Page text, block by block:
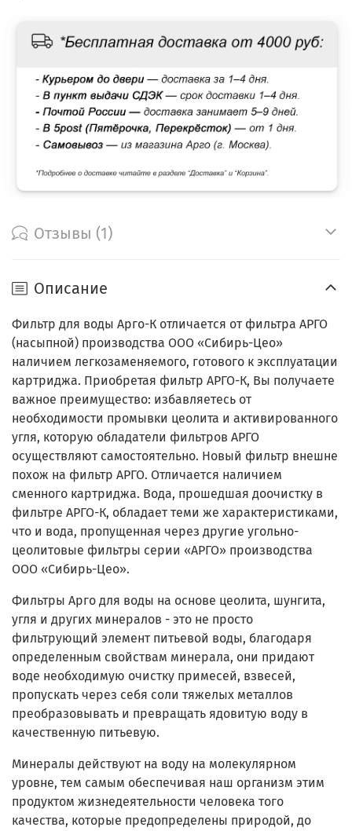
Отзывы (1)
Описание
Фильтр для воды Арго-К отличается от фильтра АРГО
(насыпной) производства ООО «Сибирь-Цео»
наличием легкозаменяемого, готового к эксплуатации
картриджа. Приобретая фильтр АРГО-К, Вы получаете
важное преимущество: избавляетесь от
необходимости промывки цеолита и активированного
угля, которую обладатели фильтров АРГО
осуществляют самостоятельно. Новый фильтр внешне
похож на фильтр АРГО. Отличается наличием
сменного картриджа. Вода, прошедшая доочистку в
фильтре АРГО-К, обладает теми же характеристиками,
что и вода, пропущенная через другие угольно-
цеолитовые фильтры серии «АРГО» производства
ООО «Сибирь-Цео».
Фильтры Арго для воды на основе цеолита, шунгита,
угля и других минералов - это не просто
фильтрующий элемент питьевой воды, благодаря
определенным свойствам минерала, они придают
воде необходимую очистку примесей, взвесей,
пропускать через себя соли тяжелых металлов
преобразовывать и превращать ядовитую воду в
качественную питьевую.
Минералы действуют на воду на молекулярном
уровне, тем самым обеспечивая наш организм этим
продуктом жизнедеятельности человека того
качества, которые предопределены природой, до